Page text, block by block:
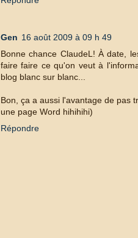
Gen 16 août 2009 à 09 h 49
Bonne chance ClaudeL! À date,
faire faire ce qu'on veut à
blog blanc sur blanc...
Bon, ça a aussi l'avantage de pas
une page Word hihihihi)
Répondre